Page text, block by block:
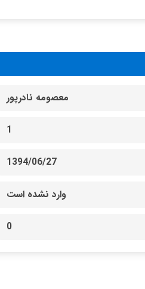
معصومه نادرپور
1
1394/06/27
وارد نشده است
0